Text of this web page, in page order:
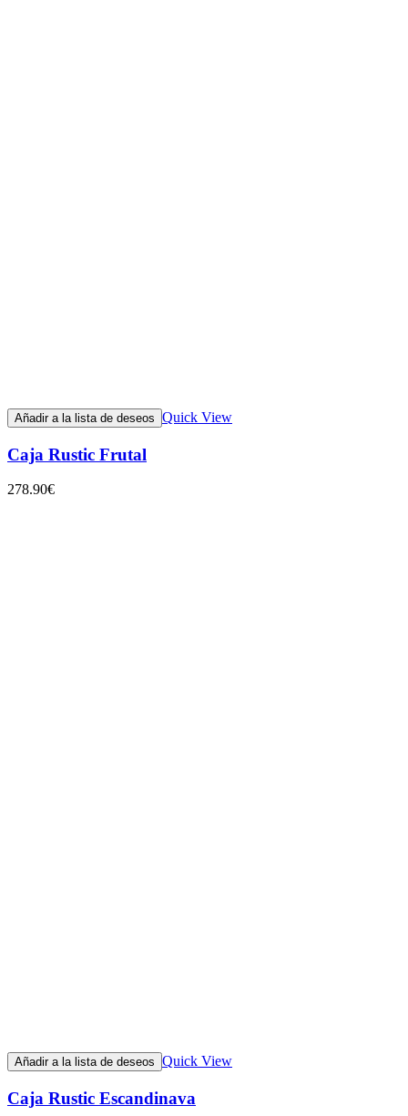
Añadir a la lista de deseos Quick View
Caja Rustic Frutal
278.90€
Añadir a la lista de deseos Quick View
Caja Rustic Escandinava